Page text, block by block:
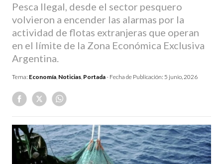
Pesca Ilegal, desde el sector pesquero
volvieron a encender las alarmas por la
actividad de flotas extranjeras que operan
en el límite de la Zona Económica Exclusiva
Argentina.
Tema: Economía, Noticias, Portada- Fecha de Publicación: 5 junio, 2026